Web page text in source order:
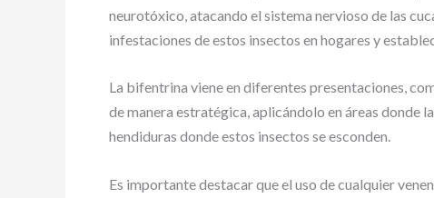
neurotóxico, atacando el sistema nervioso de las
infestaciones de estos insectos en hogares y
La bifentrina viene en diferentes presentaciones,
de manera estratégica, aplicándolo en áreas donde
hendiduras donde estos insectos se esconden.
Es importante destacar que el uso de cualquier